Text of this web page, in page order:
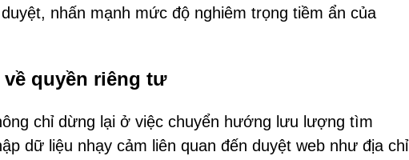
nhấn mạnh mức độ nghiêm trọng tiềm ẩn của
quyền riêng tư
chỉ dừng lại ở việc chuyển hướng lưu lượng tìm
dữ liệu nhạy cảm liên quan đến duyệt web như địa chỉ